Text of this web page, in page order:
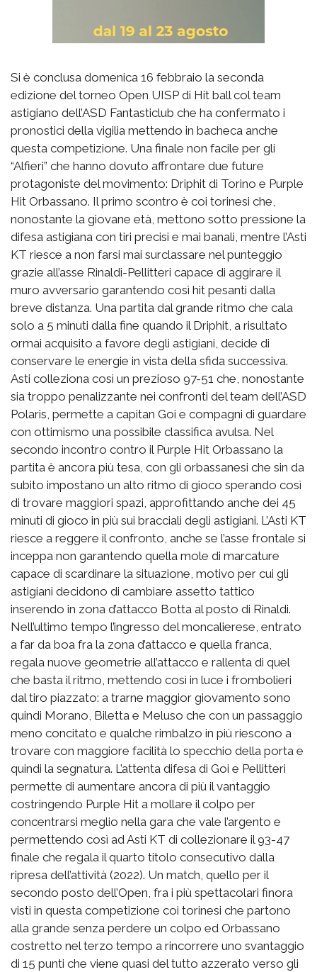
Si è conclusa domenica 16 febbraio la seconda
edizione del torneo Open UISP di Hit ball col team
astigiano dell’ASD Fantasticlub che ha confermato i
pronostici della vigilia mettendo in bacheca anche
questa competizione. Una finale non facile per gli
“Alfieri” che hanno dovuto affrontare due future
protagoniste del movimento: Driphit di Torino e Purple
Hit Orbassano. Il primo scontro è coi torinesi che,
nonostante la giovane età, mettono sotto pressione la
difesa astigiana con tiri precisi e mai banali, mentre l’Asti
KT riesce a non farsi mai surclassare nel punteggio
grazie all’asse Rinaldi-Pellitteri capace di aggirare il
muro avversario garantendo così hit pesanti dalla
breve distanza. Una partita dal grande ritmo che cala
solo a 5 minuti dalla fine quando il Driphit, a risultato
ormai acquisito a favore degli astigiani, decide di
conservare le energie in vista della sfida successiva.
Asti colleziona così un prezioso 97-51 che, nonostante
sia troppo penalizzante nei confronti del team dell’ASD
Polaris, permette a capitan Goi e compagni di guardare
con ottimismo una possibile classifica avulsa. Nel
secondo incontro contro il Purple Hit Orbassano la
partita è ancora più tesa, con gli orbassanesi che sin da
subito impostano un alto ritmo di gioco sperando così
di trovare maggiori spazi, approfittando anche dei 45
minuti di gioco in più sui bracciali degli astigiani. L’Asti KT
riesce a reggere il confronto, anche se l’asse frontale si
inceppa non garantendo quella mole di marcature
capace di scardinare la situazione, motivo per cui gli
astigiani decidono di cambiare assetto tattico
inserendo in zona d’attacco Botta al posto di Rinaldi.
Nell’ultimo tempo l’ingresso del moncalierese, entrato
a far da boa fra la zona d’attacco e quella franca,
regala nuove geometrie all’attacco e rallenta di quel
che basta il ritmo, mettendo così in luce i frombolieri
dal tiro piazzato: a trarne maggior giovamento sono
quindi Morano, Biletta e Meluso che con un passaggio
meno concitato e qualche rimbalzo in più riescono a
trovare con maggiore facilità lo specchio della porta e
quindi la segnatura. L’attenta difesa di Goi e Pellitteri
permette di aumentare ancora di più il vantaggio
costringendo Purple Hit a mollare il colpo per
concentrarsi meglio nella gara che vale l’argento e
permettendo così ad Asti KT di collezionare il 93-47
finale che regala il quarto titolo consecutivo dalla
ripresa dell’attività (2022). Un match, quello per il
secondo posto dell’Open, fra i più spettacolari finora
visti in questa competizione coi torinesi che partono
alla grande senza perdere un colpo ed Orbassano
costretto nel terzo tempo a rincorrere uno svantaggio
di 15 punti che viene quasi del tutto azzerato verso gli